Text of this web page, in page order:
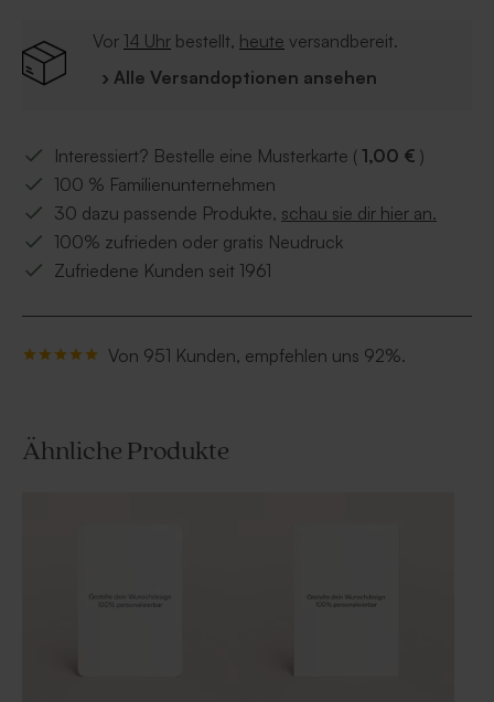
Auflösung von 300 dpi hochzuladen.
Vor 14 Uhr bestellt, heute versandbereit.
› Alle Versandoptionen ansehen
Interessiert? Bestelle eine Musterkarte ( 1,00 € )
100 % Familienunternehmen
30 dazu passende Produkte, schau sie dir hier an.
100% zufrieden oder gratis Neudruck
Zufriedene Kunden seit 1961
Von 951 Kunden, empfehlen uns 92%.
Ähnliche Produkte